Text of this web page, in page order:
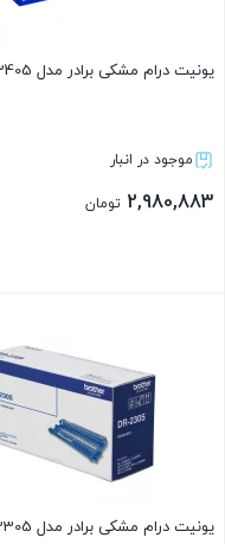
یونیت درام مشکی برادر مدل DR-3405
موجود در انبار
2,980,883 تومان
یونیت درام مشکی برادر مدل DR-2305